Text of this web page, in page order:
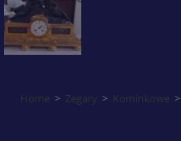
Home > Zegary > Kominkowe >